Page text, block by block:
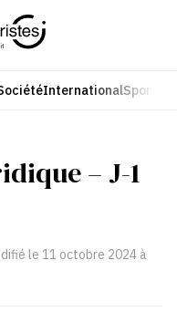
InternationalSport
– J-1
le 11 octobre 2024 à